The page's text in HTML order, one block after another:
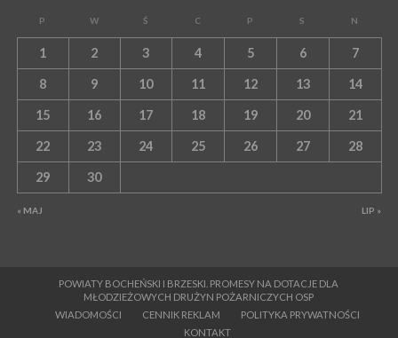
P W Ś C P S N
« MAJ LIP »
1 2 3 4 5 6 7
8 9 10 11 12 13 14
15 16 17 18 19 20 21
22 23 24 25 26 27 28
29 30
POWIATY BOCHEŃSKI I BRZESKI. PROMESY NA DOTACJE DLA
MŁODZIEŻOWYCH DRUŻYN POŻARNICZYCH OSP
WIADOMOŚCI
CENNIK REKLAM
POLITYKA PRYWATNOŚCI
KONTAKT